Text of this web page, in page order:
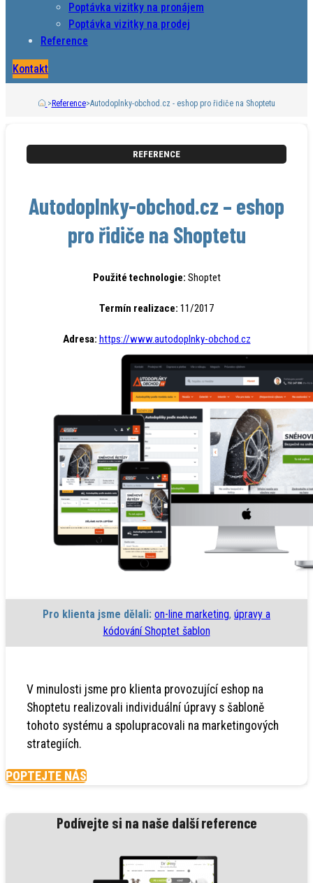
Poptávka vizitky na pronájem
Poptávka vizitky na prodej
Reference
Kontakt
> Reference>Autodoplnky-obchod.cz - eshop pro řidiče na Shoptetu
REFERENCE
Autodoplnky-obchod.cz – eshop
pro řidiče na Shoptetu
Použité technologie: Shoptet
Termín realizace: 11/2017
Adresa: https://www.autodoplnky-obchod.cz
Pro klienta jsme dělali: on-line marketing, úpravy a
kódování Shoptet šablon
V minulosti jsme pro klienta provozující eshop na
Shoptetu realizovali individuální úpravy s šabloně
tohoto systému a spolupracovali na marketingových
strategiích.
POPTEJTE NÁS
Podívejte si na naše další reference